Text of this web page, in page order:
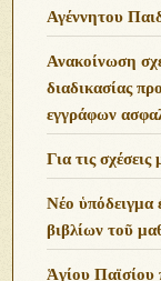
Αγέννητου
Ανακοίνωση
διαδικασίας
εγγράφων
Για τις σχέσεις
Νέο ὑπόδειγμα
βιβλίων τοῦ
Ἁγίου Παϊσίου